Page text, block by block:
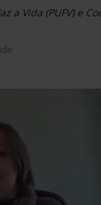
a Vida (PUFV) e